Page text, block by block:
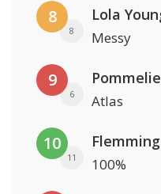
8
8
Lola
Messy
9
6 Atlas
10
11 100%